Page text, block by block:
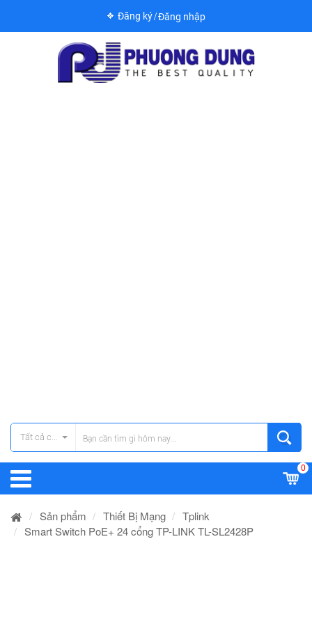
Đăng ký Đăng nhập
Tất cả các danh mục
0
Sản phẩm Thiết Bị Mạng
Tplink
Smart Switch PoE+ 24 cổng TP-LINK TL-SL2428P